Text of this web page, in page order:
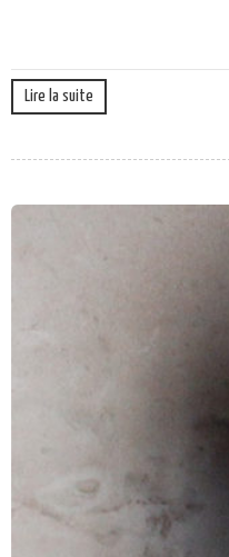
Lire la suite